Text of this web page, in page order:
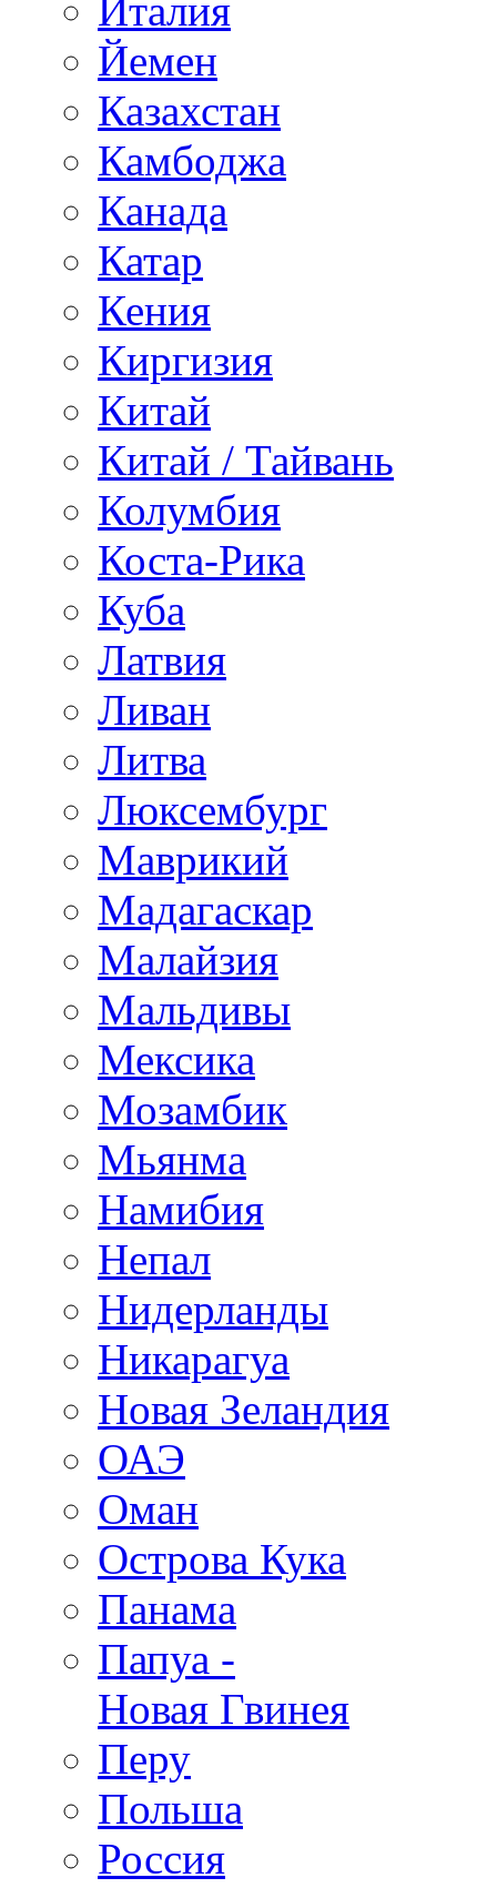
Италия
Йемен
Казахстан
Камбоджа
Канада
Катар
Кения
Киргизия
Китай
Китай / Тайвань
Колумбия
Коста-Рика
Куба
Латвия
Ливан
Литва
Люксембург
Маврикий
Мадагаскар
Малайзия
Мальдивы
Мексика
Мозамбик
Мьянма
Намибия
Непал
Нидерланды
Никарагуа
Новая Зеландия
ОАЭ
Оман
Острова Кука
Панама
Папуа -
Новая Гвинея
Перу
Польша
Россия